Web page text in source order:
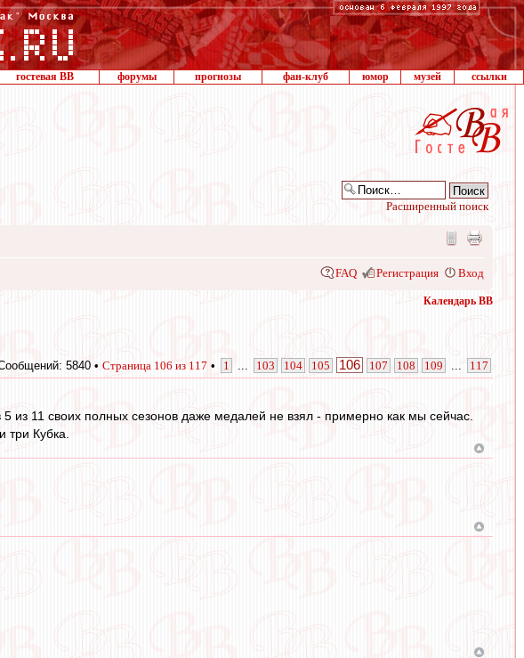
гостевая ВВ форумы прогнозы фан-клуб юмор музей ссылки
Расширенный поиск
FAQ Регистрация Вход
Календарь ВВ
5840 • Страница 106 из 117 • 1 103 104 105 106 107 108 109 117
из 11 своих полных сезонов даже медалей не взял - примерно как мы сейчас.
три Кубка.